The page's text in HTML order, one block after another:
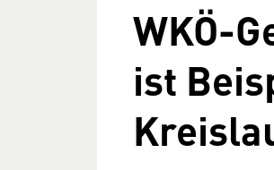
WKÖ-
ist